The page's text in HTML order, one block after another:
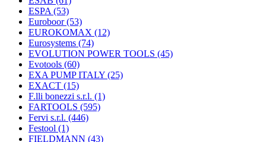
ESPA (53)
Euroboor(53)
EUROKOMAX (12)
Eurosystems (74)
EVOLUTION POWER TOOLS (45)
Evotools (60)
EXA PUMP ITALY (25)
EXACT (15)
F.lli bonezzi s.r.l. (1)
FARTOOLS (595)
Fervi s.r.l. (446)
Festool (1)
FIELDMANN (43)